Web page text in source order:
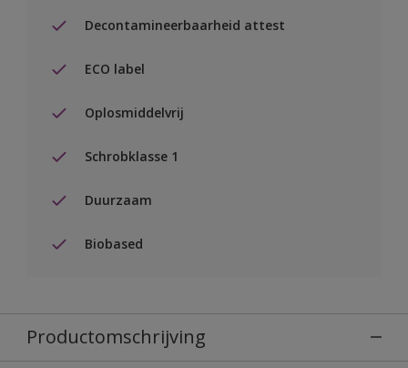
Decontamineerbaarheid attest
ECO label
Oplosmiddelvrij
Schrobklasse 1
Duurzaam
Biobased
Productomschrijving